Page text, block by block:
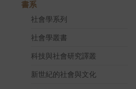
書系
社會學系列
社會學叢書
科技與社會研究譯叢
新世紀的社會與文化